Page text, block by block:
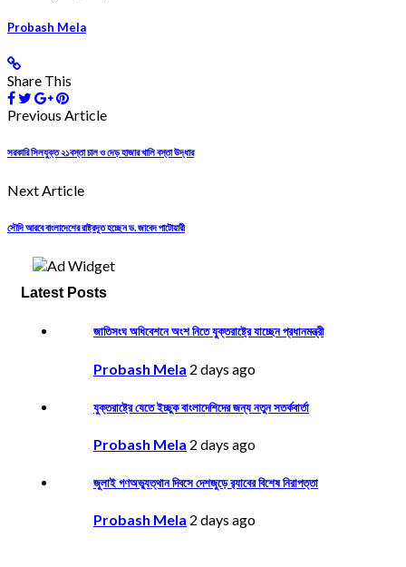
Probash Mela
Share This
Previous Article
সরকারি সিলযুক্ত ২১বস্তা চাল ও দেড় হাজার খালি বস্তা উদ্ধার
Next Article
সৌদি আরবে বাংলাদেশের রাষ্ট্রদূত হচ্ছেন ড. জাবেদ পাটোয়ারী
Latest Posts
জাতিসংঘ অধিবেশনে অংশ নিতে যুক্তরাষ্ট্রে যাচ্ছেন প্রধানমন্ত্রী
Probash Mela 2 days ago
যুক্তরাষ্ট্রে যেতে ইচ্ছুক বাংলাদেশিদের জন্য নতুন সতর্কবার্তা
Probash Mela 2 days ago
জুলাই গণঅভ্যুত্থান দিবসে দেশজুড়ে র‌্যাবের বিশেষ নিরাপত্তা
Probash Mela 2 days ago